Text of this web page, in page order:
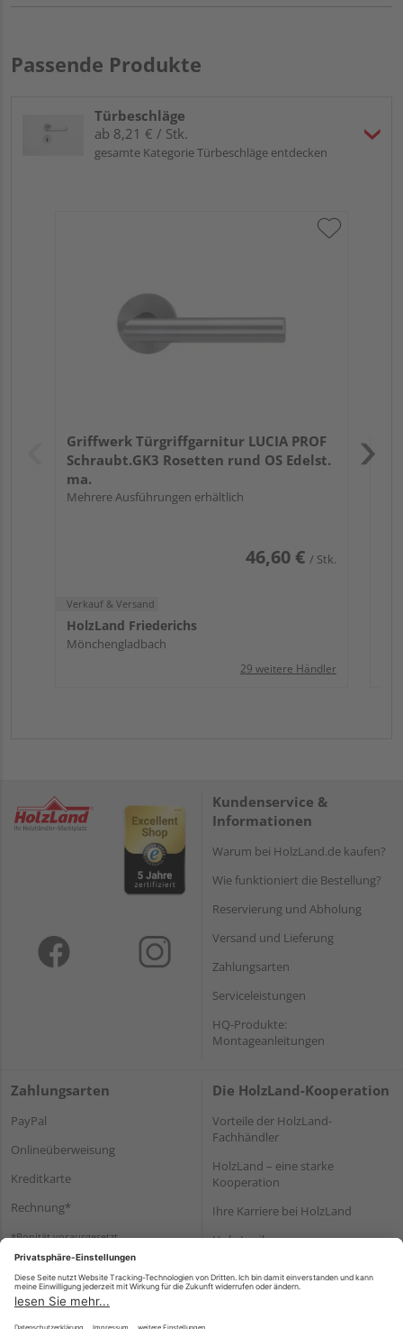
Passende Produkte
Türbeschläge
ab 8,21 € / Stk.
gesamte Kategorie Türbeschläge entdecken
Griffwerk Türgriffgarnitur LUCIA PROF
Schraubt.GK3 Rosetten rund OS Edelst.
ma.
Mehrere Ausführungen erhältlich
46,60 € / Stk.
Verkauf & Versand
HolzLand Friederichs
Mönchengladbach
29 weitere Händler
Kundenservice &
Informationen
Warum bei HolzLand.de kaufen?
Wie funktioniert die Bestellung?
Reservierung und Abholung
Versand und Lieferung
Zahlungsarten
Serviceleistungen
HQ-Produkte:
Montageanleitungen
Zahlungsarten
PayPal
Onlineüberweisung
Kreditkarte
Rechnung*
*Bonität vorausgesetzt
Die HolzLand-Kooperation
Vorteile der HolzLand-
Fachhändler
HolzLand – eine starke
Kooperation
Ihre Karriere bei HolzLand
Holz-Lexikon